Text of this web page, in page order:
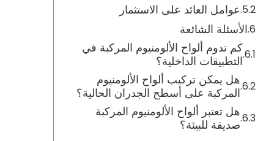
عوامل العائد على الاستثمار
الأسئلة الشائعة
كم تدوم ألواح الألومنيوم المركبة في
التطبيقات الداخلية؟
هل يمكن تركيب ألواح الألومنيوم
المركبة على أسطح الجدران الحالية؟
هل تعتبر ألواح الألومنيوم المركبة
صديقة للبيئة؟